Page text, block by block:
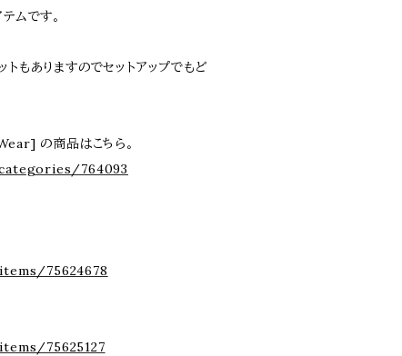
ムです。
もありますのでセットアップでもど
の商品はこちら。
764093
75624678
75625127